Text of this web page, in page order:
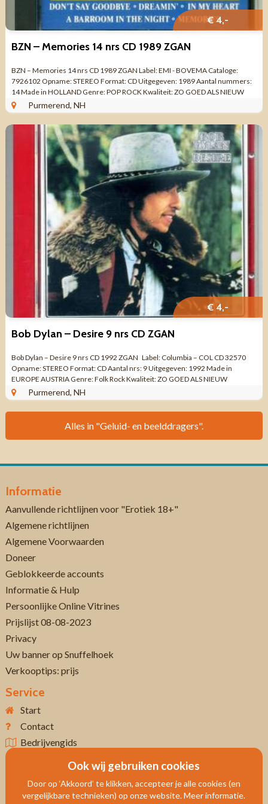
€ 4,-
BZN – Memories 14 nrs CD 1989 ZGAN
BZN – Memories 14 nrs CD 1989 ZGAN Label: EMI - BOVEMA Cataloge:
7926102 Opname: STEREO Format: CD Uitgegeven: 1989 Aantal nummers:
14 Made in HOLLAND Genre: POP ROCK Kwaliteit: ZO GOED ALS NIEUW
Tracklist CD 1 In My ...
Purmerend, NH
€ 4,-
Bob Dylan – Desire 9 nrs CD ZGAN
Bob Dylan – Desire 9 nrs CD 1992 ZGAN Label: Columbia – COL CD 32570
Opname: STEREO Format: CD Aantal nrs: 9 Uitgegeven: 1992 Made in
EUROPE AUSTRIA Genre: Folk Rock Kwaliteit: ZO GOED ALS NIEUW
Compleet met ...
Purmerend, NH
Alles in "Geluid- en beelddragers".
Informatie
Aanvullende richtlijnen voor "Erotiek 18+"
Algemene richtlijnen
Algemene Voorwaarden
Doneer
Geblokkeerde accounts
Informatie & Hulp
Persoonlijke Online Vitrines
Prijslijst 08-08-2023
Privacy
Uw banner op Snuffelhoek
Verkooptips: prijs
Service
Start
Contact
Bedrijvengids
Ook wij gebruiken cookies
Door op ‘Akkoord’ te klikken, accepteer je alle cookies (en
vergelijkbare technieken) op onze website. Meer informatie.